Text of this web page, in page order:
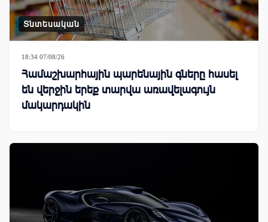
Տնտեսական
18:34 07/08/26
Համաշխարհային պարենային գները հասել
են վերջին երեք տարվա առավելագույն
մակարդակին